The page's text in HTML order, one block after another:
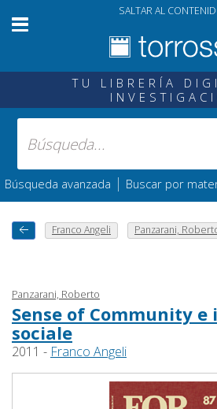
SALTAR AL
TU LIBRERÍA
Búsqueda avanzada | Buscar por
Franco Angeli Panzarani,
Panzarani, Roberto
Sense of Community e
sociale
2011 - Franco Angeli